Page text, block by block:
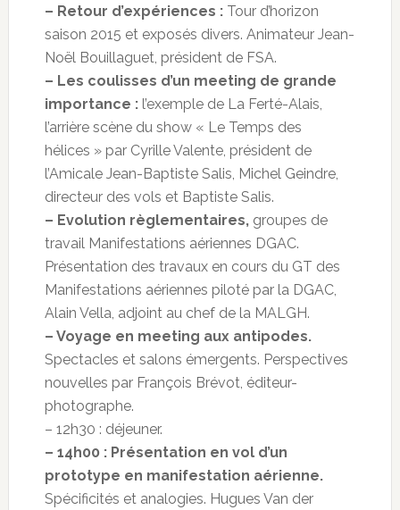
– Retour d’expériences :Tour d’horizon
saison 2015 et exposés divers. Animateur Jean-
Noël Bouillaguet, président de FSA.
– Les coulisses d’un meeting de grande
importance :l’exemple de La Ferté-Alais,
l’arrière scène du show « Le Temps des
hélices » par Cyrille Valente, président de
l’Amicale Jean-Baptiste Salis, Michel Geindre,
directeur des vols et Baptiste Salis.
– Evolution règlementaires,groupes de
travail Manifestations aériennes DGAC.
Présentation des travaux en cours du GT des
Manifestations aériennes piloté par la DGAC,
Alain Vella, adjoint au chef de la MALGH.
– Voyage en meeting aux antipodes.
Spectacles et salons émergents. Perspectives
nouvelles par François Brévot, éditeur-
photographe.
– 12h30 : déjeuner.
– 14h00 : Présentation en vol d’un
prototype en manifestation aérienne.
Spécificités et analogies. Hugues Van der